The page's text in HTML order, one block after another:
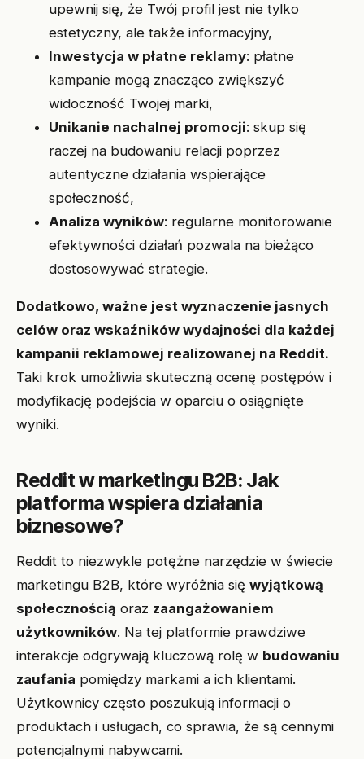
upewnij się, że Twój profil jest nie tylko
estetyczny, ale także informacyjny,
Inwestycja w płatne reklamy: płatne
kampanie mogą znacząco zwiększyć
widoczność Twojej marki,
Unikanie nachalnej promocji: skup się
raczej na budowaniu relacji poprzez
autentyczne działania wspierające
społeczność,
Analiza wyników: regularne monitorowanie
efektywności działań pozwala na bieżąco
dostosowywać strategie.
Dodatkowo, ważne jest wyznaczenie jasnych
celów oraz wskaźników wydajności dla każdej
kampanii reklamowej realizowanej na Reddit.
Taki krok umożliwia skuteczną ocenę postępów i
modyfikację podejścia w oparciu o osiągnięte
wyniki.
Reddit w marketingu B2B: Jak
platforma wspiera działania
biznesowe?
Reddit to niezwykle potężne narzędzie w świecie
marketingu B2B, które wyróżnia się wyjątkową
społecznością oraz zaangażowaniem
użytkowników. Na tej platformie prawdziwe
interakcje odgrywają kluczową rolę w budowaniu
zaufania pomiędzy markami a ich klientami.
Użytkownicy często poszukują informacji o
produktach i usługach, co sprawia, że są cennymi
potencjalnymi nabywcami.